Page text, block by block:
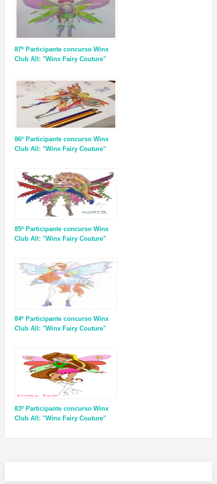
87º Participante concurso Winx
Club All: "Winx Fairy Couture"
86º Participante concurso Winx
Club All: "Winx Fairy Couture"
85º Participante concurso Winx
Club All: "Winx Fairy Couture"
84º Participante concurso Winx
Club All: "Winx Fairy Couture"
83º Participante concurso Winx
Club All: "Winx Fairy Couture"